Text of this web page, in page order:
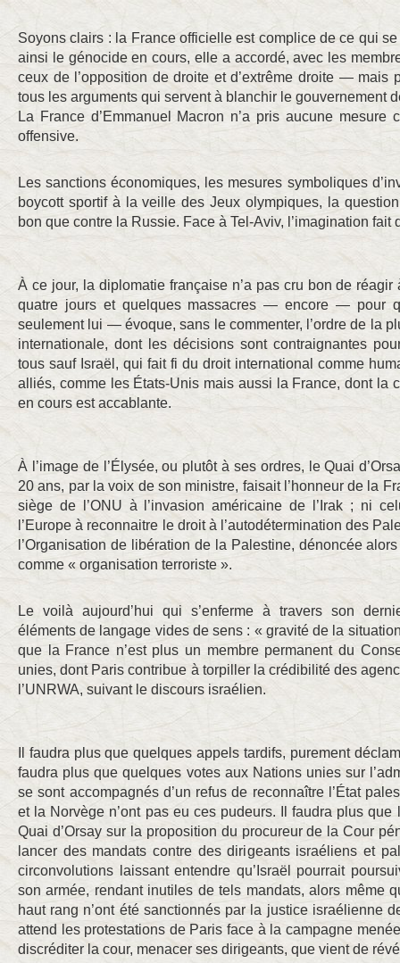
Soyons clairs : la France officielle est complice de ce qui
ainsi le génocide en cours, elle a accordé, avec les
ceux de l’opposition de droite et d’extrême droite —
tous les arguments qui servent à blanchir le gouvernement
La France d’Emmanuel Macron n’a pris aucune mesure
offensive.
Les sanctions économiques, les mesures symboliques
boycott sportif à la veille des Jeux olympiques, la
bon que contre la Russie. Face à Tel-Aviv, l’imagination fait
À ce jour, la diplomatie française n’a pas cru bon de réagir
quatre jours et quelques massacres — encore — pour
seulement lui — évoque, sans le commenter, l’ordre de la
internationale, dont les décisions sont contraignantes
tous sauf Israël, qui fait fi du droit international comme
alliés, comme les États-Unis mais aussi la France, dont la
en cours est accablante.
À l’image de l’Élysée, ou plutôt à ses ordres, le Quai
20 ans, par la voix de son ministre, faisait l’honneur de la
siège de l’ONU à l’invasion américaine de l’Irak ; ni
l’Europe à reconnaitre le droit à l’autodétermination des
l’Organisation de libération de la Palestine, dénoncée
comme « organisation terroriste ».
Le voilà aujourd’hui qui s’enferme à travers son
éléments de langage vides de sens : « gravité de la
que la France n’est plus un membre permanent du
unies, dont Paris contribue à torpiller la crédibilité des
l’UNRWA, suivant le discours israélien.
Il faudra plus que quelques appels tardifs, purement
faudra plus que quelques votes aux Nations unies sur
se sont accompagnés d’un refus de reconnaître l’État
et la Norvège n’ont pas eu ces pudeurs. Il faudra plus
Quai d’Orsay sur la proposition du procureur de la Cour
lancer des mandats contre des dirigeants israéliens et
circonvolutions laissant entendre qu’Israël pourrait
son armée, rendant inutiles de tels mandats, alors même
haut rang n’ont été sanctionnés par la justice israélienne
attend les protestations de Paris face à la campagne
discréditer la cour, menacer ses dirigeants, que vient de